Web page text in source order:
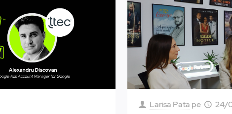
Larisa Pata pe 24/